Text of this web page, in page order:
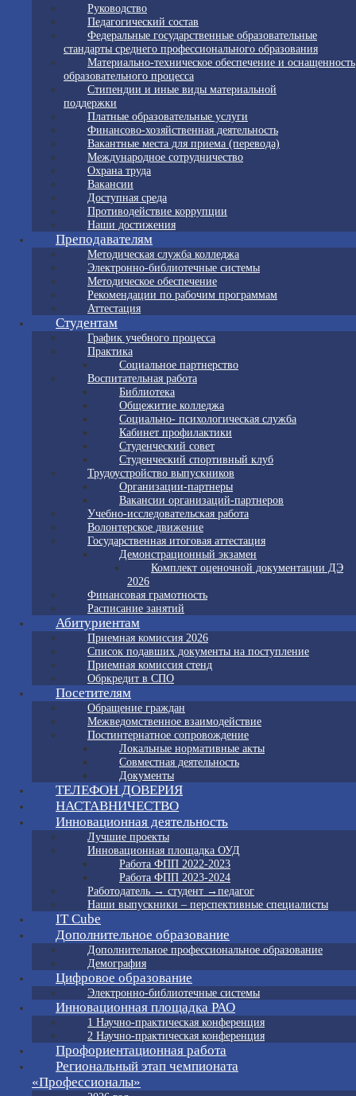
Руководство
Педагогический состав
Федеральные государственные образовательные
стандарты среднего профессионального образования
Материально-техническое обеспечение и оснащенность
образовательного процесса
Стипендии и иные виды материальной
поддержки
Платные образовательные услуги
Финансово-хозяйственная деятельность
Вакантные места для приема (перевода)
Международное сотрудничество
Охрана труда
Вакансии
Доступная среда
Противодействие коррупции
Наши достижения
Преподавателям
Методическая служба колледжа
Электронно-библиотечные системы
Методическое обеспечение
Рекомендации по рабочим программам
Аттестация
Студентам
График учебного процесса
Практика
Социальное партнерство
Воспитательная работа
Библиотека
Общежитие колледжа
Социально- психологическая служба
Кабинет профилактики
Студенческий совет
Студенческий спортивный клуб
Трудоустройство выпускников
Организации-партнеры
Вакансии организаций-партнеров
Учебно-исследовательская работа
Волонтерское движение
Государственная итоговая аттестация
Демонстрационный экзамен
Комплект оценочной документации ДЭ
2026
Финансовая грамотность
Расписание занятий
Абитуриентам
Приемная комиссия 2026
Список подавших документы на поступление
Приемная комиссия стенд
Обркредит в СПО
Посетителям
Обращение граждан
Межведомственное взаимодействие
Постинтернатное сопровождение
Локальные нормативные акты
Совместная деятельность
Документы
ТЕЛЕФОН ДОВЕРИЯ
НАСТАВНИЧЕСТВО
Инновационная деятельность
Лучшие проекты
Инновационная площадка ОУД
Работа ФПП 2022-2023
Работа ФПП 2023-2024
Работодатель → студент →педагог
Наши выпускники – перспективные специалисты
IT Cube
Дополнительное образование
Дополнительное профессиональное образование
Демография
Цифровое образование
Электронно-библиотечные системы
Инновационная площадка РАО
1 Научно-практическая конференция
2 Научно-практическая конференция
Профориентационная работа
Региональный этап чемпионата
«Профессионалы»